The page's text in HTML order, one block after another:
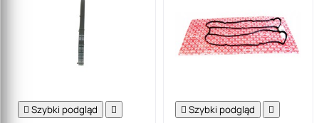
 Szybki podgląd   Szybki podgląd 